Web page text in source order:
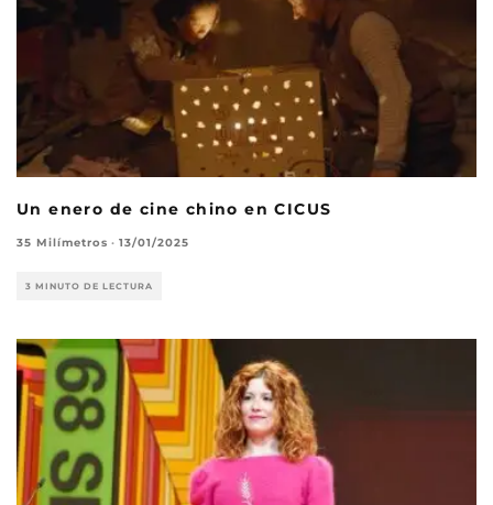
Un enero de cine chino en CICUS
35 Milímetros · 13/01/2025
3 MINUTO DE LECTURA